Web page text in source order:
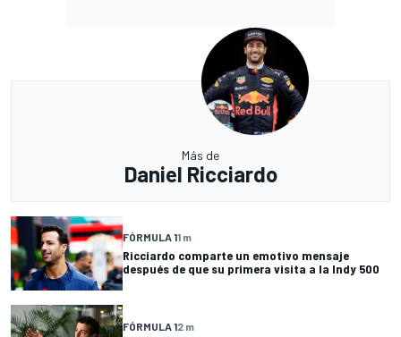
Más de
Daniel Ricciardo
FÓRMULA 11 m
Ricciardo comparte un emotivo mensaje
después de que su primera visita a la Indy 500
FÓRMULA 12 m